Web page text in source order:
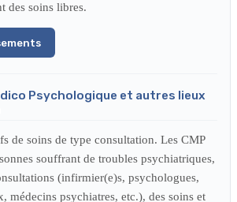
des soins libres.
Psychologique et autres lieux
de soins de type consultation. Les CMP
souffrant de troubles psychiatriques,
(infirmier(e)s, psychologues,
médecins psychiatres, etc.), des soins et